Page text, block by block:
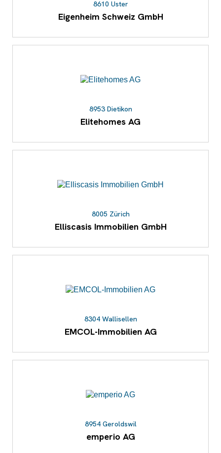
8610 Uster
Eigenheim Schweiz GmbH
8953 Dietikon
Elitehomes AG
8005 Zürich
Elliscasis Immobilien GmbH
8304 Wallisellen
EMCOL-Immobilien AG
8954 Geroldswil
emperio AG